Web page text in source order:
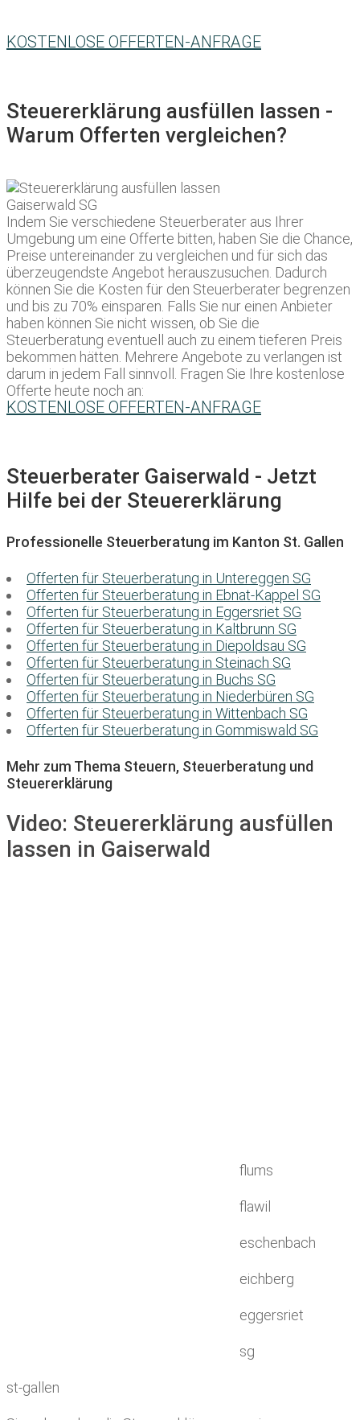
KOSTENLOSE OFFERTEN-ANFRAGE
Steuererklärung ausfüllen lassen -
Warum Offerten vergleichen?
Indem Sie verschiedene Steuerberater aus Ihrer
Umgebung um eine Offerte bitten, haben Sie die Chance,
Preise untereinander zu vergleichen und für sich das
überzeugendste Angebot herauszusuchen. Dadurch
können Sie die Kosten für den Steuerberater begrenzen
und bis zu 70% einsparen. Falls Sie nur einen Anbieter
haben können Sie nicht wissen, ob Sie die
Steuerberatung eventuell auch zu einem tieferen Preis
bekommen hätten. Mehrere Angebote zu verlangen ist
darum in jedem Fall sinnvoll. Fragen Sie Ihre kostenlose
Offerte heute noch an:
KOSTENLOSE OFFERTEN-ANFRAGE
Steuerberater Gaiserwald - Jetzt
Hilfe bei der Steuererklärung
Professionelle Steuerberatung im Kanton St. Gallen
Offerten für Steuerberatung in Untereggen SG
Offerten für Steuerberatung in Ebnat-Kappel SG
Offerten für Steuerberatung in Eggersriet SG
Offerten für Steuerberatung in Kaltbrunn SG
Offerten für Steuerberatung in Diepoldsau SG
Offerten für Steuerberatung in Steinach SG
Offerten für Steuerberatung in Buchs SG
Offerten für Steuerberatung in Niederbüren SG
Offerten für Steuerberatung in Wittenbach SG
Offerten für Steuerberatung in Gommiswald SG
Mehr zum Thema Steuern, Steuerberatung und
Steuererklärung
Video: Steuererklärung ausfüllen
lassen in Gaiserwald
flums
flawil
eschenbach
eichberg
eggersriet
sg
st-gallen